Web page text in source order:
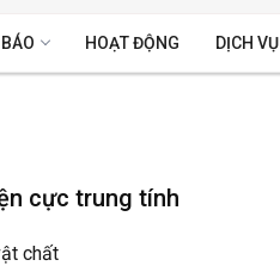
HOẠT ĐỘNG DỊCH VỤ
cực trung tính
chất